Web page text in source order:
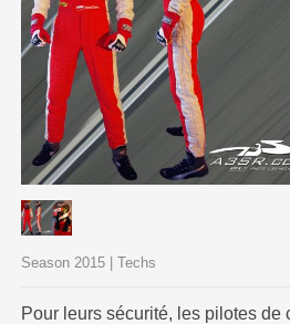
Season 2015 | Techs
Pour leurs sécurité, les pilotes de